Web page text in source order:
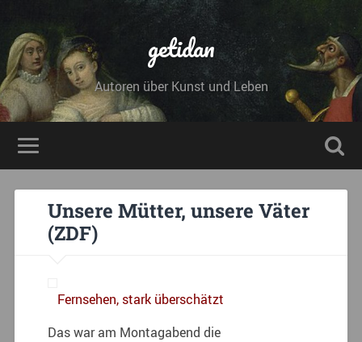
getidan
Autoren über Kunst und Leben
Unsere Mütter, unsere Väter
(ZDF)
Fernsehen, stark überschätzt
Das war am Montagabend die